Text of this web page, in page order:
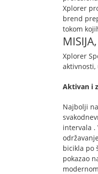
Xplorer
brend
tokom
Xplorer
Aktivan i
Najbolji
intervala .
bicikla po
pokazao